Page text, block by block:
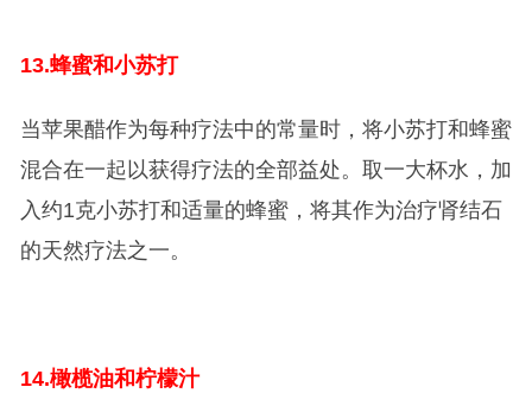
13.蜂蜜和小苏打
当苹果醋作为每种疗法中的常量时，将小苏打和蜂蜜
混合在一起以获得疗法的全部益处。取一大杯水，加
入约1克小苏打和适量的蜂蜜，将其作为治疗肾结石
的天然疗法之一。
14.橄榄油和柠檬汁